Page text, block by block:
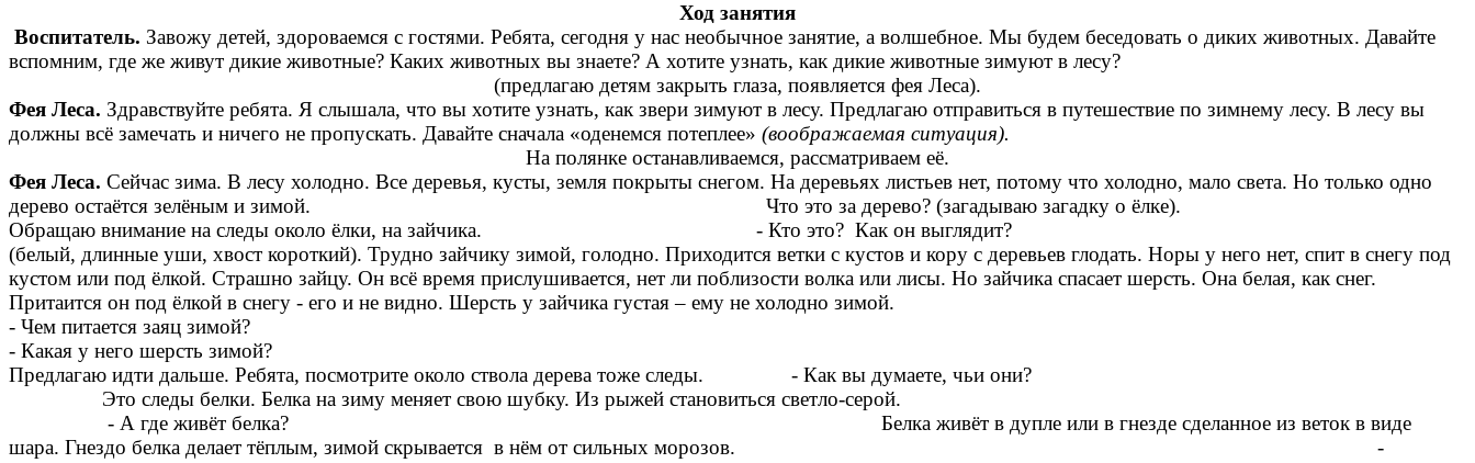
Ход занятия
Воспитатель. Завожу детей, здороваемся с гостями. Ребята, сегодня у нас необычное занятие, а волшебное. Мы будем беседовать о диких животных. Давайте
вспомним, где же живут дикие животные? Каких животных вы знаете? А хотите узнать, как дикие животные зимуют в лесу?
(предлагаю детям закрыть глаза, появляется фея Леса).
Фея Леса. Здравствуйте ребята. Я слышала, что вы хотите узнать, как звери зимуют в лесу. Предлагаю отправиться в путешествие по зимнему лесу. В лесу вы
должны всё замечать и ничего не пропускать. Давайте сначала «оденемся потеплее» (воображаемая ситуация).
На полянке останавливаемся, рассматриваем её.
Фея Леса. Сейчас зима. В лесу холодно. Все деревья, кусты, земля покрыты снегом. На деревьях листьев нет, потому что холодно, мало света. Но только одно
дерево остаётся зелёным и зимой. Что это за дерево? (загадываю загадку о ёлке).
Обращаю внимание на следы около ёлки, на зайчика. - Кто это? Как он выглядит?
(белый, длинные уши, хвост короткий). Трудно зайчику зимой, голодно. Приходится ветки с кустов и кору с деревьев глодать. Норы у него нет, спит в снегу под
кустом или под ёлкой. Страшно зайцу. Он всё время прислушивается, нет ли поблизости волка или лисы. Но зайчика спасает шерсть. Она белая, как снег.
Притаится он под ёлкой в снегу - его и не видно. Шерсть у зайчика густая – ему не холодно зимой.
- Чем питается заяц зимой?
- Какая у него шерсть зимой?
Предлагаю идти дальше. Ребята, посмотрите около ствола дерева тоже следы. - Как вы думаете, чьи они?
Это следы белки. Белка на зиму меняет свою шубку. Из рыжей становиться светло-серой.
- А где живёт белка? Белка живёт в дупле или в гнезде сделанное из веток в виде
шара. Гнездо белка делает тёплым, зимой скрывается в нём от сильных морозов. -